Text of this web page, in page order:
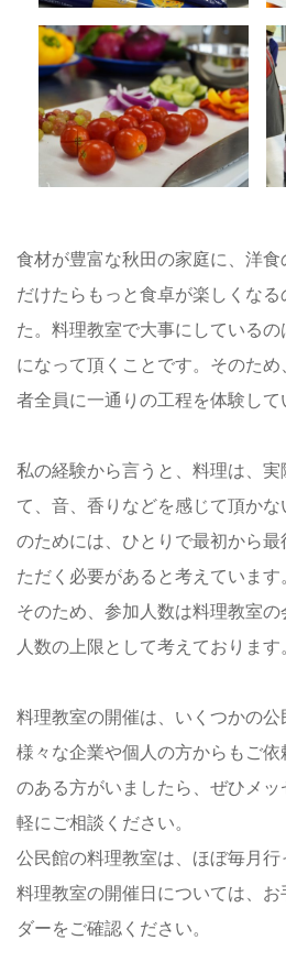
食材が豊富な秋田の家庭に、洋
だけたらもっと食卓が楽しくな
た。料理教室で大事にしているの
になって頂くことです。そのた
者全員に一通りの工程を体験して
私の経験から言うと、料理は、
て、音、香りなどを感じて頂か
のためには、ひとりで最初から
ただく必要があると考えています
そのため、参加人数は料理教室
人数の上限として考えております
料理教室の開催は、いくつかの公
様々な企業や個人の方からもご
のある方がいましたら、ぜひメ
軽にご相談ください。
公民館の料理教室は、ほぼ毎月行
料理教室の開催日については、
ダーをご確認ください。